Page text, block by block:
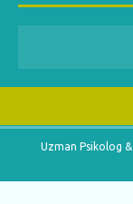
Uzman Psikolog